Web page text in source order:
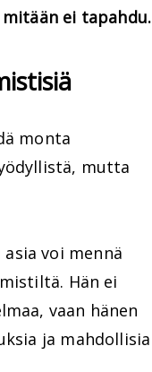
ei tapahdu.
monta
mutta
voi mennä
Hän ei
vaan hänen
ja mahdollisia